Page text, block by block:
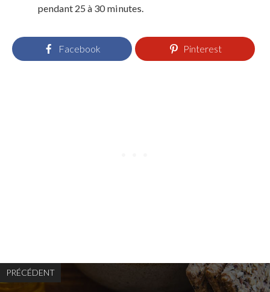
pendant 25 à 30 minutes.
Facebook Pinterest
PRÉCÉDENT